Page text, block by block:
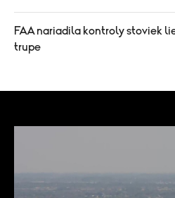
FAA nariadila kontroly stoviek
trupe